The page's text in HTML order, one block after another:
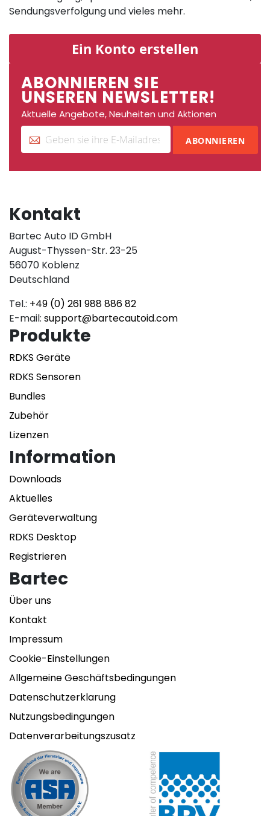
Sendungsverfolgung und vieles mehr.
Ein Konto erstellen
ABONNIEREN SIE
UNSEREN NEWSLETTER!
Aktuelle Angebote, Neuheiten und Aktionen
ABONNIEREN
Kontakt
Bartec Auto ID GmbH
August-Thyssen-Str. 23-25
56070 Koblenz
Deutschland
Tel.: +49 (0) 261 988 886 82
E-mail: support@bartecautoid.com
Produkte
RDKS Geräte
RDKS Sensoren
Bundles
Zubehör
Lizenzen
Information
Downloads
Aktuelles
Geräteverwaltung
RDKS Desktop
Registrieren
Bartec
Über uns
Kontakt
Impressum
Cookie-Einstellungen
Allgemeine Geschäftsbedingungen
Datenschutzerklarung
Nutzungsbedingungen
Datenverarbeitungszusatz